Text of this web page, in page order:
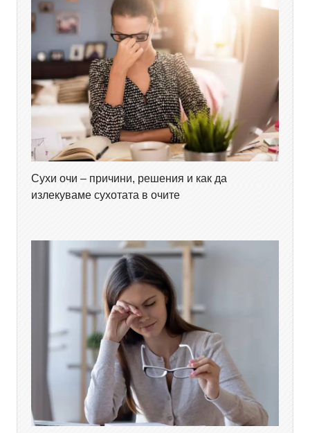
Сухи очи – причини, решения и как да
излекуваме сухотата в очите